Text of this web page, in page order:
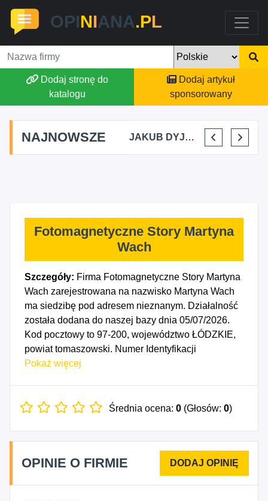
OPINIANA.PL
Dodaj stronę do
katalogu
Dodaj artykuł
sponsorowany
NAJNOWSZE
MARTA BRACHA JAKUB DYJAKIEWICZ POLISH LODA ELENA MAKARCHIK
Fotomagnetyczne Story Martyna
Wach
Szczegóły: Firma Fotomagnetyczne Story Martyna
Wach zarejestrowana na nazwisko Martyna Wach
ma siedzibę pod adresem nieznanym. Działalność
została dodana do naszej bazy dnia 05/07/2026.
Kod pocztowy to 97-200, województwo ŁÓDZKIE,
powiat tomaszowski. Numer Identyfikacji
Podatkowej NIP to 7732517491, a numer
rozpoczęcia działalności gospodarczej przypada
miejsc do tańczenia i w zakresie innych form
rozrywki lub rekreacji organizowanych w
pomieszczeniach lub w innych miejscach o
Pokaż więcej
Średnia ocena: 0 (Głosów: 0)
OPINIE O FIRMIE